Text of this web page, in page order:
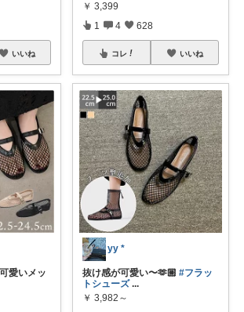
いいね
愛いメッ
￥ 3,399
1 4 628
コレ いいね
yy *
抜け感が可愛い〜🫶🏼 #フラッ
トシューズ ...
￥ 3,982～